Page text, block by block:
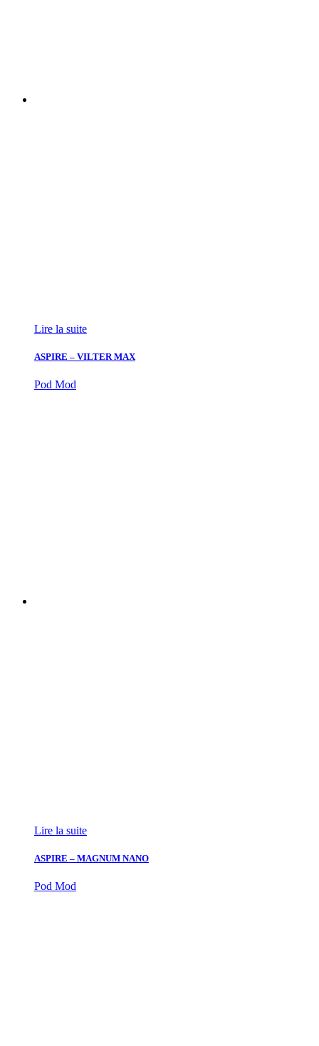
Lire la suite
ASPIRE – VILTER MAX
Pod Mod
Lire la suite
ASPIRE – MAGNUM NANO
Pod Mod